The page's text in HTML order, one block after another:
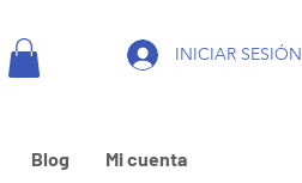
INICIAR SESIÓN
Blog Mi cuenta